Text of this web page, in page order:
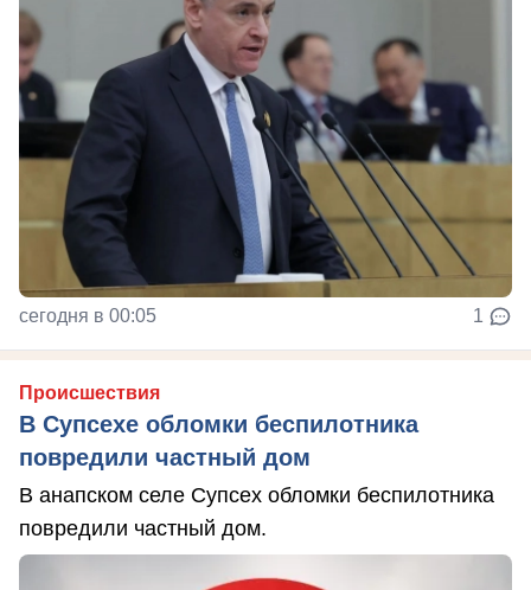
сегодня в 00:05 1
Происшествия
В Супсехе обломки беспилотника
повредили частный дом
В анапском селе Супсех обломки беспилотника
повредили частный дом.